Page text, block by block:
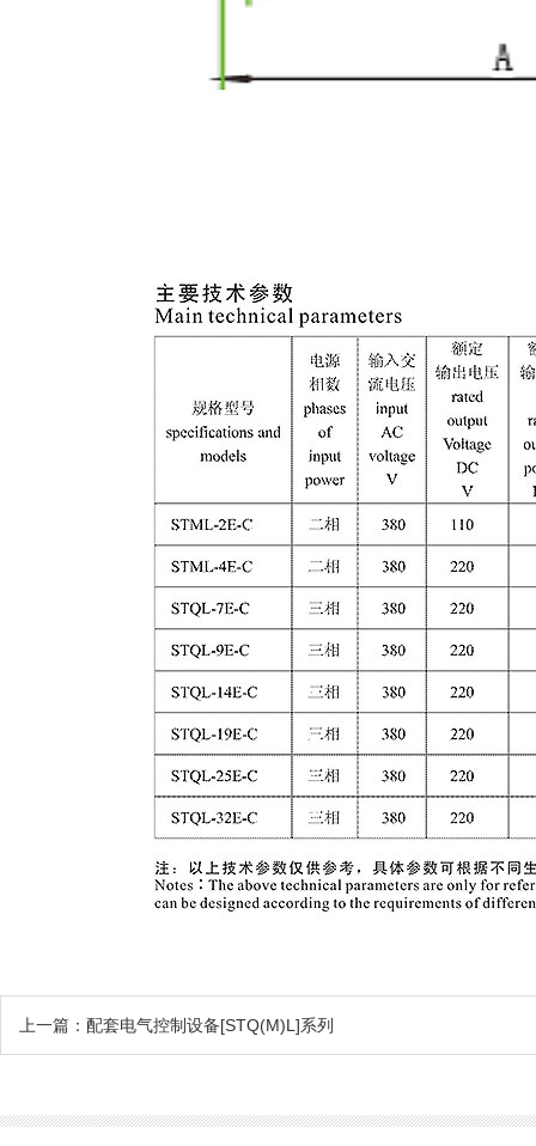
上一篇：配套电气控制设备[STQ(M)L]系列